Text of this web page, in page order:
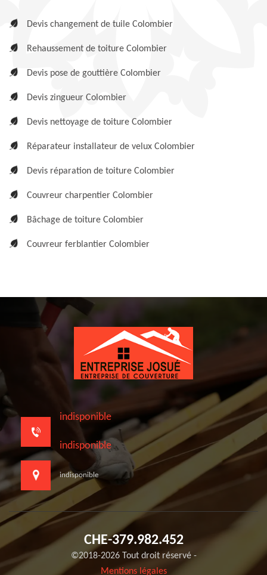
Devis changement de tuile Colombier
Rehaussement de toiture Colombier
Devis pose de gouttière Colombier
Devis zingueur Colombier
Devis nettoyage de toiture Colombier
Réparateur installateur de velux Colombier
Devis réparation de toiture Colombier
Couvreur charpentier Colombier
Bâchage de toiture Colombier
Couvreur ferblantier Colombier
indisponible
indisponible
indisponible
CHE-379.982.452
©2018-2026 Tout droit réservé -
Mentions légales